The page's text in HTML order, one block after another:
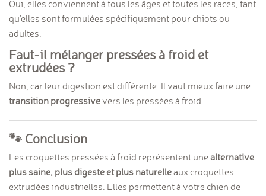
Oui, elles conviennent à tous les âges et toutes les races, tant
qu’elles sont formulées spécifiquement pour chiots ou
adultes.
Faut-il mélanger pressées à froid et
extrudées ?
Non, car leur digestion est différente. Il vaut mieux faire une
transition progressivevers les pressées à froid.
🐾 Conclusion
Les croquettes pressées à froid représentent unealternative
plus saine, plus digeste et plus naturelleaux croquettes
extrudées industrielles. Elles permettent à votre chien de